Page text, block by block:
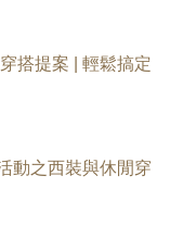
搭提案 | 輕鬆搞定
動之西裝與休閒穿